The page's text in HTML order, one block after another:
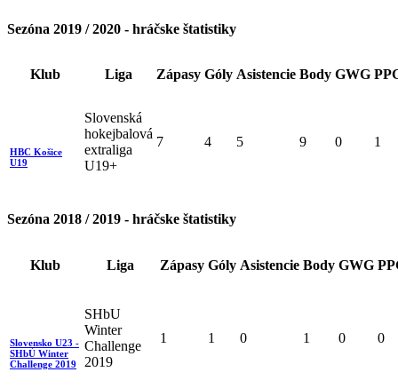
Sezóna 2019 / 2020 - hráčske štatistiky
Klub Liga Zápasy Góly Asistencie Body GWG
HBC Košice
U19
Slovenská
hokejbalová
extraliga
U19+
7 4 5 9 0 1
Sezóna 2018 / 2019 - hráčske štatistiky
Klub Liga Zápasy Góly Asistencie Body GWG
Slovensko U23 -
SHbÚ Winter
Challenge 2019
SHbU
Winter
Challenge
2019
1 1 0 1 0 0